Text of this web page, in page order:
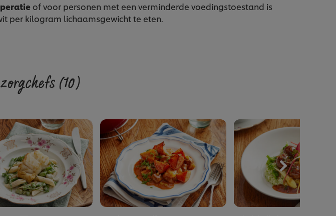
of voor personen met een verminderde voedingstoestand is
per kilogram lichaamsgewicht te eten.
(10)